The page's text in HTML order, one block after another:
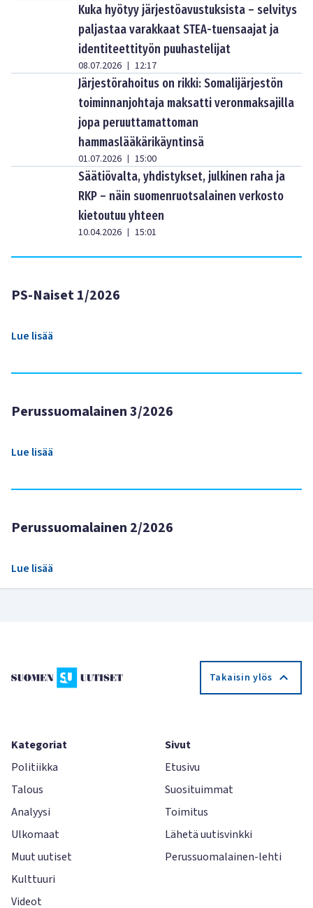
Kuka hyötyy järjestöavustuksista – selvitys
paljastaa varakkaat STEA-tuensaajat ja
identiteettityön puuhastelijat
08.07.2026 | 12:17
Järjestörahoitus on rikki: Somalijärjestön
toiminnanjohtaja maksatti veronmaksajilla
jopa peruuttamattoman
hammaslääkärikäyntinsä
01.07.2026 | 15:00
Säätiövalta, yhdistykset, julkinen raha ja
RKP – näin suomenruotsalainen verkosto
kietoutuu yhteen
10.04.2026 | 15:01
PS-Naiset 1/2026
Lue lisää
Perussuomalainen 3/2026
Lue lisää
Perussuomalainen 2/2026
Lue lisää
Takaisin ylös
Kategoriat
Politiikka
Talous
Analyysi
Ulkomaat
Muut uutiset
Kulttuuri
Videot
Sivut
Etusivu
Suosituimmat
Toimitus
Lähetä uutisvinkki
Perussuomalainen-lehti